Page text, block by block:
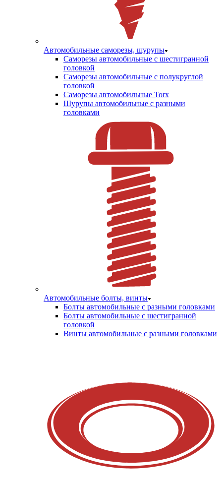
Автомобильные саморезы, шурупы
Саморезы автомобильные с шестигранной
головкой
Саморезы автомобильные с полукруглой
головкой
Саморезы автомобильные Torx
Шурупы автомобильные с разными
головками
Автомобильные болты, винты
Болты автомобильные с разными головками
Болты автомобильные с шестигранной
головкой
Винты автомобильные с разными головками